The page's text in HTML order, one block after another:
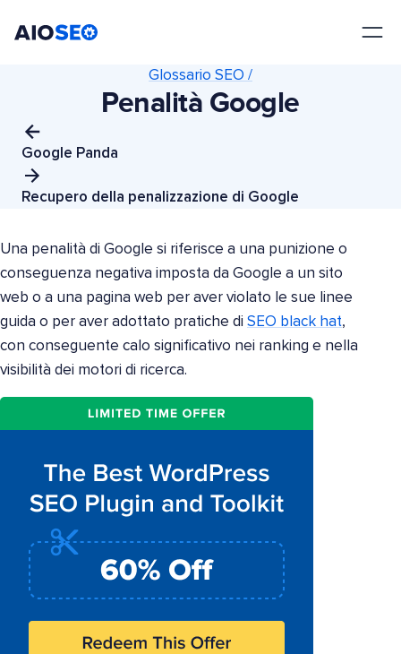
Google Panda
Glossario SEO /
Penalità Google
Recupero della penalizzazione di Google
Una penalità di Google si riferisce a una punizione o
conseguenza negativa imposta da Google a un sito
web o a una pagina web per aver violato le sue linee
guida o per aver adottato pratiche di SEO black hat,
con conseguente calo significativo nei ranking e nella
visibilità dei motori di ricerca.